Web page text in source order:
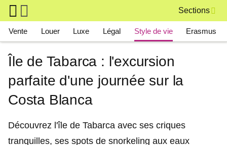
Skip to main content
Sections
Main navigation
Vente Louer Luxe Légal Style de vie Erasmus
Île de Tabarca : l'excursion
parfaite d'une journée sur la
Costa Blanca
Découvrez l'île de Tabarca avec ses criques
tranquilles, ses spots de snorkeling aux eaux